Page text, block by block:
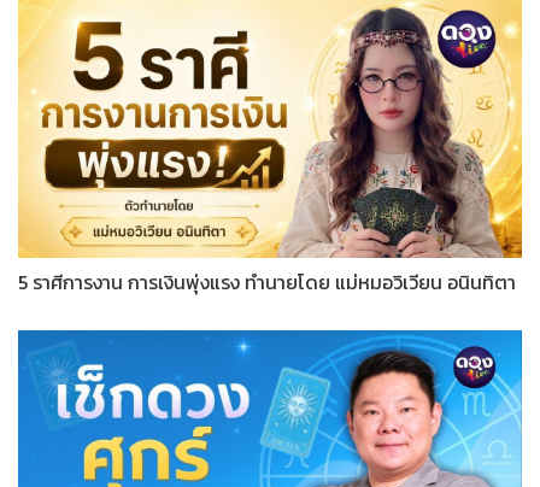
5 ราศีการงาน การเงินพุ่งแรง ทำนายโดย แม่หมอวิเวียน อนินทิตา